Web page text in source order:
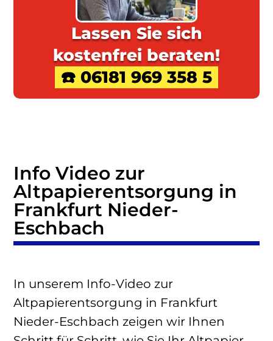
Lassen Sie sich
kostenfrei beraten!
☎️ 06181 969 358 5
Info Video zur
Altpapierentsorgung in
Frankfurt Nieder-
Eschbach
In unserem Info-Video zur
Altpapierentsorgung in Frankfurt
Nieder-Eschbach zeigen wir Ihnen